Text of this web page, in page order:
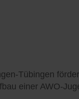
Tübingen
einer AWO-